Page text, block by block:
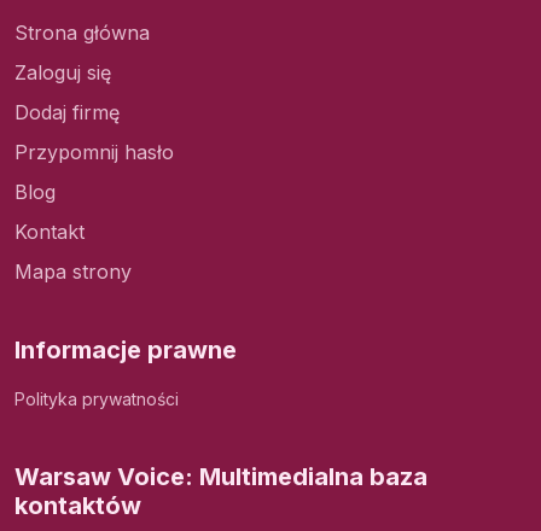
Strona główna
Zaloguj się
Dodaj firmę
Przypomnij hasło
Blog
Kontakt
Mapa strony
Informacje prawne
Polityka prywatności
Warsaw Voice: Multimedialna baza
kontaktów